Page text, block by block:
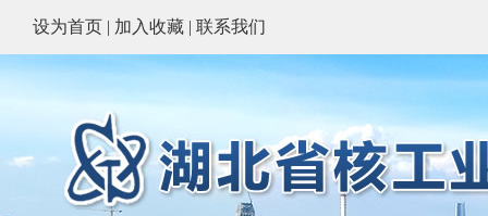
设为首页 | 加入收藏 | 联系我们